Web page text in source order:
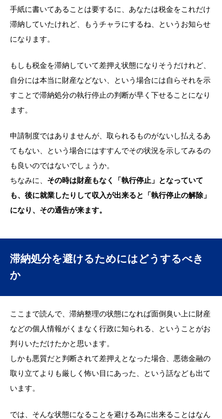
手紙に書いてあることは要するに、あなたは税金をこれだけ
滞納していたけれど、もうチャラにするね、というお知らせ
になります。
もしも税金を滞納していて差押え状態になりそうだけれど、
自分には本当に財産などない、という場合には自らそれを示
すことで滞納処分の執行停止の判断が早く下せることになり
ます。
申請制度ではありませんが、取られるものがないし払えるあ
てもない、という場合にはすすんでその状況を示してみるの
も良いのではないでしょうか。
ちなみに、 その時は財産もなく「執行停止」となっていて
も、後に就業したりして収入が出来ると「執行停止の解除」
になり、その通告が来ます。
滞納処分を避けるためにはどうするべき
か
ここまで読んで、滞納整理の状態になれば面倒臭い上に財産
などの個人情報がくまなく行政に知られる、ということがお
判りいただけたかと思います。
しかも悪質だと判断されて差押えとなった場合、悪徳金融の
取り立てよりも厳しく怖い目にあった、という話なども出て
います。
では、そんな状態になることを避ける為に出来ることはなん